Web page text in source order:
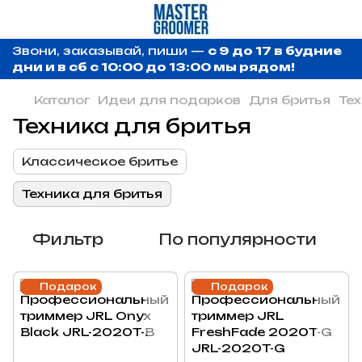
Звони, заказывай, пиши — с 9 до 17 в будние
дни и в сб с 10:00 до 13:00 мы рядом!
Каталог Идеи для подарков Для бритья
Техника для бритья
Классическое бритье
Техника для бритья
Фильтр По популярности
Подарок Подарок